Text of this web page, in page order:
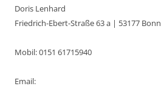
Doris Lenhard
Friedrich-Ebert-Straße 63 a | 53177 Bonn
Mobil: 0151 61715940
Email: